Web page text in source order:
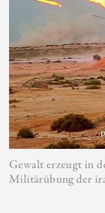
Gewalt erzeugt in
Militärübung der